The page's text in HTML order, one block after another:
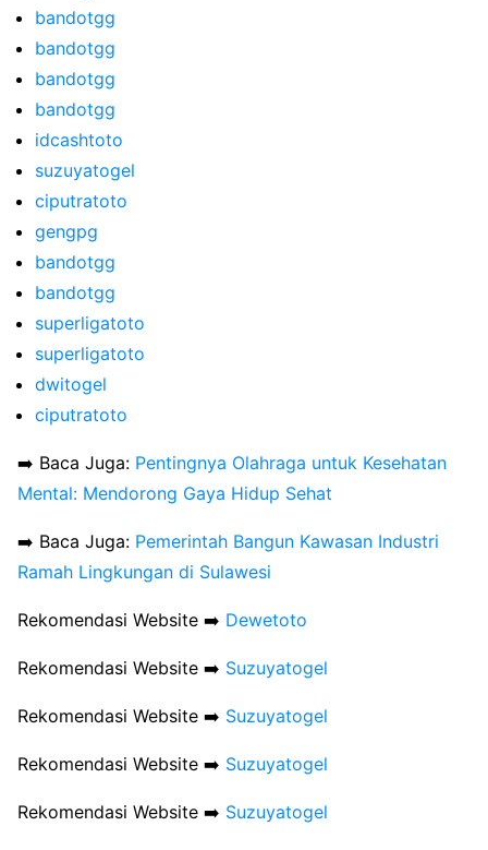
bandotgg
bandotgg
bandotgg
bandotgg
idcashtoto
suzuyatogel
ciputratoto
gengpg
bandotgg
bandotgg
superligatoto
superligatoto
dwitogel
ciputratoto
➡️ Baca Juga: Pentingnya Olahraga untuk Kesehatan
Mental: Mendorong Gaya Hidup Sehat
➡️ Baca Juga: Pemerintah Bangun Kawasan Industri
Ramah Lingkungan di Sulawesi
Rekomendasi Website ➡️ Dewetoto
Rekomendasi Website ➡️ Suzuyatogel
Rekomendasi Website ➡️ Suzuyatogel
Rekomendasi Website ➡️ Suzuyatogel
Rekomendasi Website ➡️ Suzuyatogel